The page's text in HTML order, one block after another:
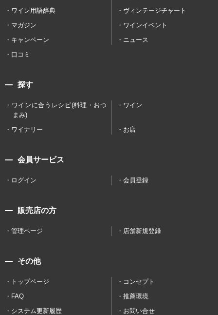
ワイン用語辞典
ヴィンテージチャート
マガジン
ワインイベント
キャンペーン
ニュース
口コミ
探す
ワインに合うレシピ(料理・おつ
まみ)
ワイン
ワイナリー お店
会員サービス
ログイン 会員登録
販売店の方
管理ページ 店舗新規登録
その他
トップページ
コンセプト
FAQ
推薦環境
システム更新履歴
お問い合せ